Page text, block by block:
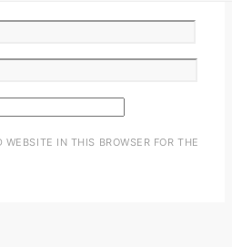
IN THIS BROWSER FOR THE